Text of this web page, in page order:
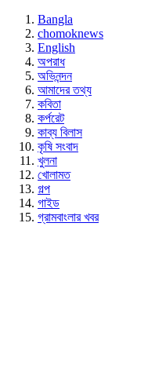
Bangla
chomoknews
English
অপরাধ
অভিনন্দন
আমাদের তথ্য
কবিতা
কর্পরেট
কাব্য বিলাস
কৃষি সংবাদ
খুলনা
খোলামত
গল্প
গাইড
গ্রামবাংলার খবর